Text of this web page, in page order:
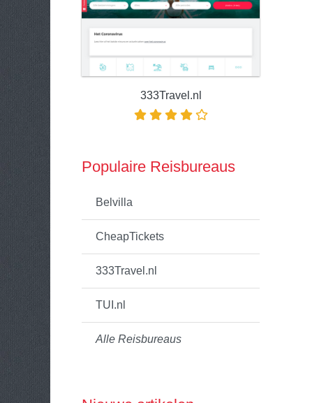
333Travel.nl
Populaire Reisbureaus
Belvilla
CheapTickets
333Travel.nl
TUI.nl
Alle Reisbureaus